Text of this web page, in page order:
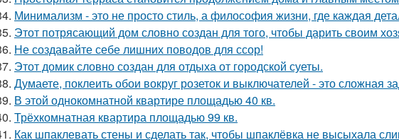
Минимализм - это не просто стиль, а философия жизни, где каждая
Этот потрясающий дом словно создан для того, чтобы дарить своим
Не создавайте себе лишних поводов для ссор!
Этот домик словно создан для отдыха от городской суеты.
Думаете, поклеить обои вокруг розеток и выключателей - это сложная
В этой однокомнатной квартире площадью 40 кв.
Трёхкомнатная квартира площадью 99 кв.
Как шпаклевать стены и сделать так, чтобы шпаклёвка не высыхала